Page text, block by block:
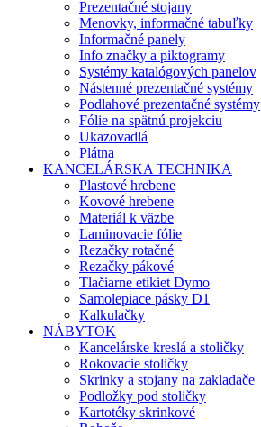
Prezentačné stojany
Menovky, informačné tabuľky
Informačné panely
Info značky a piktogramy
Systémy katalógových panelov
Nástenné prezentačné systémy
Podlahové prezentačné systémy
Fólie na spätnú projekciu
Ukazovadlá
Plátna
KANCELÁRSKA TECHNIKA
Plastové hrebene
Kovové hrebene
Materiál k väzbe
Laminovacie fólie
Rezačky rotačné
Rezačky pákové
Tlačiarne etikiet Dymo
Samolepiace pásky D1
Kalkulačky
NÁBYTOK
Kancelárske kreslá a stoličky
Rokovacie stoličky
Skrinky a stojany na zakladače
Podložky pod stoličky
Kartotéky skrinkové